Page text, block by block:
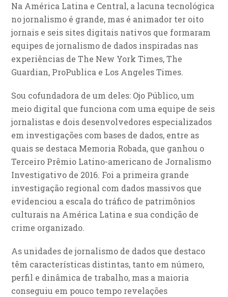
Na América Latina e Central, a lacuna tecnológica
no jornalismo é grande, mas é animador ter oito
jornais e seis sites digitais nativos que formaram
equipes de jornalismo de dados inspiradas nas
experiências de The New York Times, The
Guardian, ProPublica e Los Angeles Times.
Sou cofundadora de um deles: Ojo Público, um
meio digital que funciona com uma equipe de seis
jornalistas e dois desenvolvedores especializados
em investigações com bases de dados, entre as
quais se destaca Memoria Robada, que ganhou o
Terceiro Prêmio Latino-americano de Jornalismo
Investigativo de 2016. Foi a primeira grande
investigação regional com dados massivos que
evidenciou a escala do tráfico de patrimônios
culturais na América Latina e sua condição de
crime organizado.
As unidades de jornalismo de dados que destaco
têm características distintas, tanto em número,
perfil e dinâmica de trabalho, mas a maioria
conseguiu em pouco tempo revelações